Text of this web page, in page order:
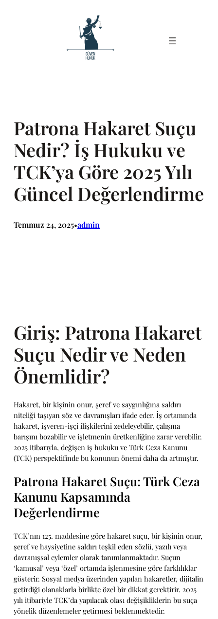
Patrona Hakaret Suçu
Nedir? İş Hukuku ve
TCK’ya Göre 2025 Yılı
Güncel Değerlendirme
Temmuz 24, 2025•admin
Giriş: Patrona Hakaret
Suçu Nedir ve Neden
Önemlidir?
Hakaret, bir kişinin onur, şeref ve saygınlığına saldırı
niteliği taşıyan söz ve davranışları ifade eder. İş ortamında
hakaret, işveren-işçi ilişkilerini zedeleyebilir, çalışma
barışını bozabilir ve işletmenin üretkenliğine zarar verebilir.
2025 itibarıyla, değişen iş hukuku ve Türk Ceza Kanunu
(TCK) perspektifinde bu konunun önemi daha da artmıştır.
Patrona Hakaret Suçu: Türk Ceza
Kanunu Kapsamında
Değerlendirme
TCK’nın 125. maddesine göre hakaret suçu, bir kişinin onur,
şeref ve haysiyetine saldırı teşkil eden sözlü, yazılı veya
davranışsal eylemler olarak tanımlanmaktadır. Suçun
‘kamusal’ veya ‘özel’ ortamda işlenmesine göre farklılıklar
gösterir. Sosyal medya üzerinden yapılan hakaretler, dijitalin
getirdiği olanaklarla birlikte özel bir dikkat gerektirir. 2025
yılı itibariyle TCK’da yapılacak olası değişikliklerin bu suça
yönelik düzenlemeler getirmesi beklenmektedir.